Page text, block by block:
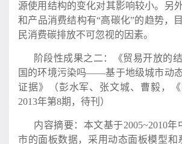
源使用结构的变化对其影响较小。另
和产品消费结构有“高碳化”的趋势，
民消费碳排放不可忽视的因素。
阶段性成果之二：《贸易开放的
国的环境污染吗——基于地级城市动
证据》（彭水军、张文城、曹毅，《
2013年第8期，待刊）
内容摘要：本文基于2005~2010年
市的面板数据，采用动态面板模型和